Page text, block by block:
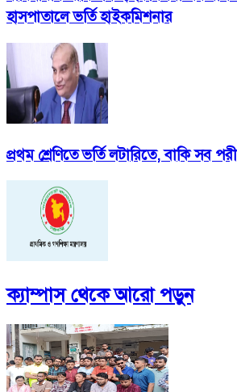
হাসপাতালে ভর্তি হাইকমিশনার
প্রথম শ্রেণিতে ভর্তি লটারিতে, বাকি সব
ক্যাম্পাসথেকে আরো পড়ুন